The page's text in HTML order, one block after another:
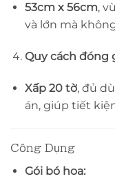
53cm x 56cm,
và lớn mà
Quy cách đóng
Xấp 20 tờ, đủ
án, giúp tiết
Công Dụng
Gói bó hoa: